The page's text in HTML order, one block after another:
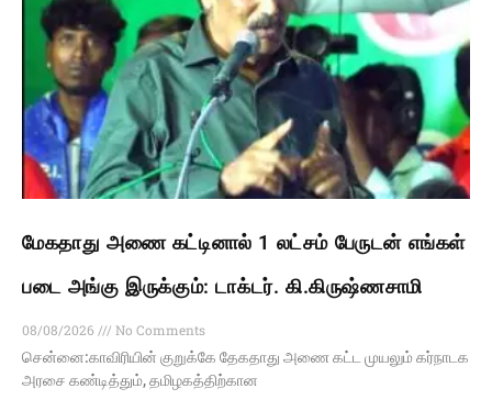
மேகதாது அணை கட்டினால் 1 லட்சம் பேருடன் எங்கள்
படை அங்கு இருக்கும்: டாக்டர். கி.கிருஷ்ணசாமி
08/08/2026
No Comments
சென்னை:காவிரியின் குறுக்கே தேகதாது அணை கட்ட முயலும் கர்நாடக
அரசை கண்டித்தும், தமிழகத்திற்கான